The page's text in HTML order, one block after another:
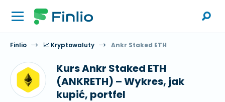
Finlio 📈 Kryptowaluty Ankr Staked ETH
Kurs Ankr Staked ETH
(ANKRETH) – Wykres, jak
kupić, portfel